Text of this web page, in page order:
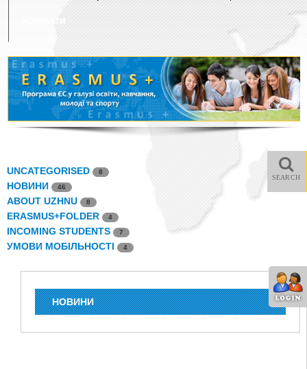
КОНТАКТИ
SEARCH
UNCATEGORISED 8
НОВИНИ 46
ABOUT UZHNU 8
ERASMUS+FOLDER 4
INCOMING STUDENTS 7
УМОВИ МОБІЛЬНОСТІ 4
НОВИНИ